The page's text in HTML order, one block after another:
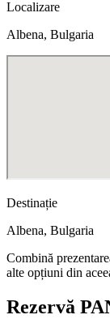
Localizare
Albena, Bulgaria
Destinație
Albena, Bulgaria
Combină
alte opțiuni din
Rezervă